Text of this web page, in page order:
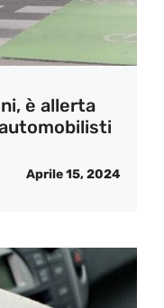
è allerta
Aprile 15, 2024